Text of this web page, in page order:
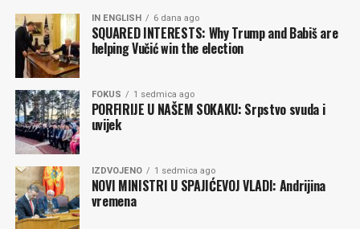
IN ENGLISH 6 dana ago
SQUARED INTERESTS: Why Trump and Babiš are
helping Vučić win the election
FOKUS 1 sedmica ago
PORFIRIJE U NAŠEM SOKAKU: Srpstvo svuda i
uvijek
IZDVOJENO 1 sedmica ago
NOVI MINISTRI U SPAJIĆEVOJ VLADI: Andrijina
vremena